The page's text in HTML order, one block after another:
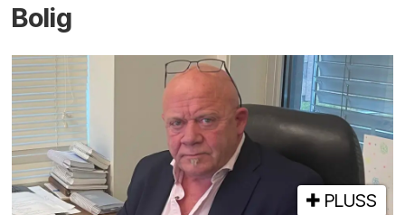
Bolig
PLUSS